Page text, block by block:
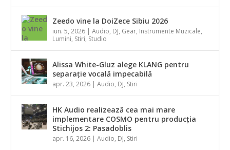
Zeedo vine la DoiZece Sibiu 2026
iun. 5, 2026 |Audio, DJ, Gear, Instrumente Muzicale,
Lumini, Stiri, Studio
Alissa White-Gluz alege KLANG pentru
separație vocală impecabilă
apr. 23, 2026 |Audio, DJ, Stiri
HK Audio realizează cea mai mare
implementare COSMO pentru producția
Stichijos 2: Pasadoblis
apr. 16, 2026 |Audio, DJ, Stiri